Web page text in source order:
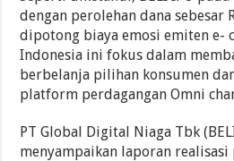
dengan perolehan dana sebesar
dipotong biaya emosi emiten e-
Indonesia ini fokus dalam
berbelanja pilihan konsumen
platform perdagangan Omni
PT Global Digital Niaga Tbk
menyampaikan laporan realisasi